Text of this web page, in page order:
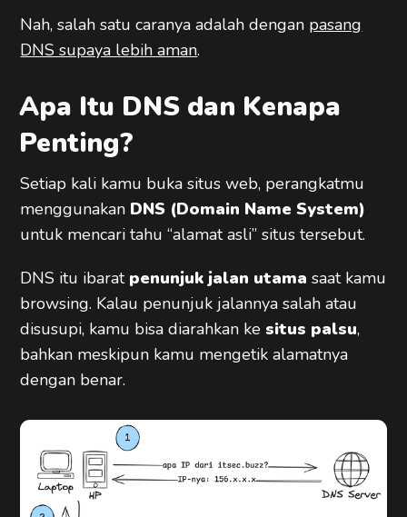
Nah, salah satu caranya adalah dengan pasang
DNS supaya lebih aman.
Apa Itu DNS dan Kenapa
Penting?
Setiap kali kamu buka situs web, perangkatmu
menggunakan DNS (Domain Name System)
untuk mencari tahu “alamat asli” situs tersebut.
DNS itu ibarat penunjuk jalan utama saat kamu
browsing. Kalau penunjuk jalannya salah atau
disusupi, kamu bisa diarahkan ke situs palsu,
bahkan meskipun kamu mengetik alamatnya
dengan benar.